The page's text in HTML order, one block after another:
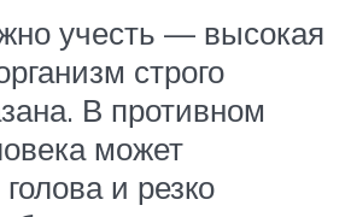
учесть — высокая
строго
В противном
может
и резко